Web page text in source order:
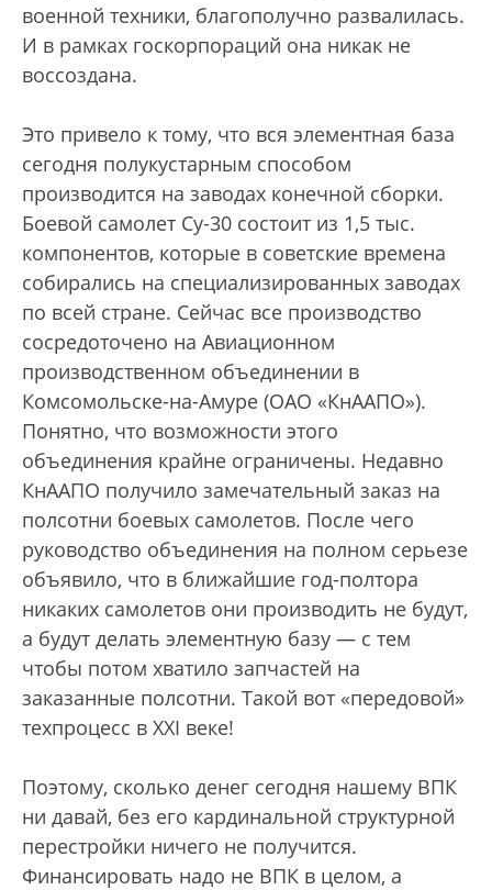
военной техники, благополучно развалилась.
И в рамках госкорпораций она никак не
воссоздана.
Это привело к тому, что вся элементная база
сегодня полукустарным способом
производится на заводах конечной сборки.
Боевой самолет Су-30 состоит из 1,5 тыс.
компонентов, которые в советские времена
собирались на специализированных заводах
по всей стране. Сейчас все производство
сосредоточено на Авиационном
производственном объединении в
Комсомольске-на-Амуре (ОАО «КнААПО»).
Понятно, что возможности этого
объединения крайне ограничены. Недавно
КнААПО получило замечательный заказ на
полсотни боевых самолетов. После чего
руководство объединения на полном серьезе
объявило, что в ближайшие год-полтора
никаких самолетов они производить не будут,
а будут делать элементную базу — с тем
чтобы потом хватило запчастей на
заказанные полсотни. Такой вот «передовой»
техпроцесс в XXI веке!
Поэтому, сколько денег сегодня нашему ВПК
ни давай, без его кардинальной структурной
перестройки ничего не получится.
Финансировать надо не ВПК в целом, а